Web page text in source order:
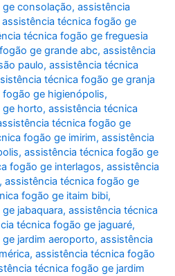
consolação,assistência
assistência técnica fogão ge
técnica fogão ge freguesia
ge grande abc,assistência
paulo,assistência técnica
técnica fogão ge granja
ge higienópolis,
ge horto,assistência técnica
técnica fogão ge
fogão ge imirim,assistência
,assistência técnica fogão ge
fogão ge interlagos,assistência
,assistência técnica fogão ge
fogão ge itaim bibi,
jabaquara,assistência técnica
técnica fogão ge jaguaré,
jardim aeroporto,assistência
,assistência técnica fogão
técnica fogão ge jardim